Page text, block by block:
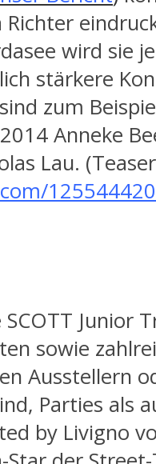
Richter
wird sie
stärkere
zum
Anneke
Lau.
125544420
SCOTT Junior
sowie
Ausstellern
Parties als
by Livigno